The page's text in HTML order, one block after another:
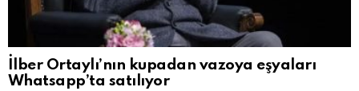
İlber Ortaylı’nın kupadan vazoya eşyaları
Whatsapp’ta satılıyor